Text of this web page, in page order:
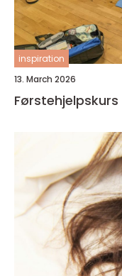
inspiration
13. March 2026